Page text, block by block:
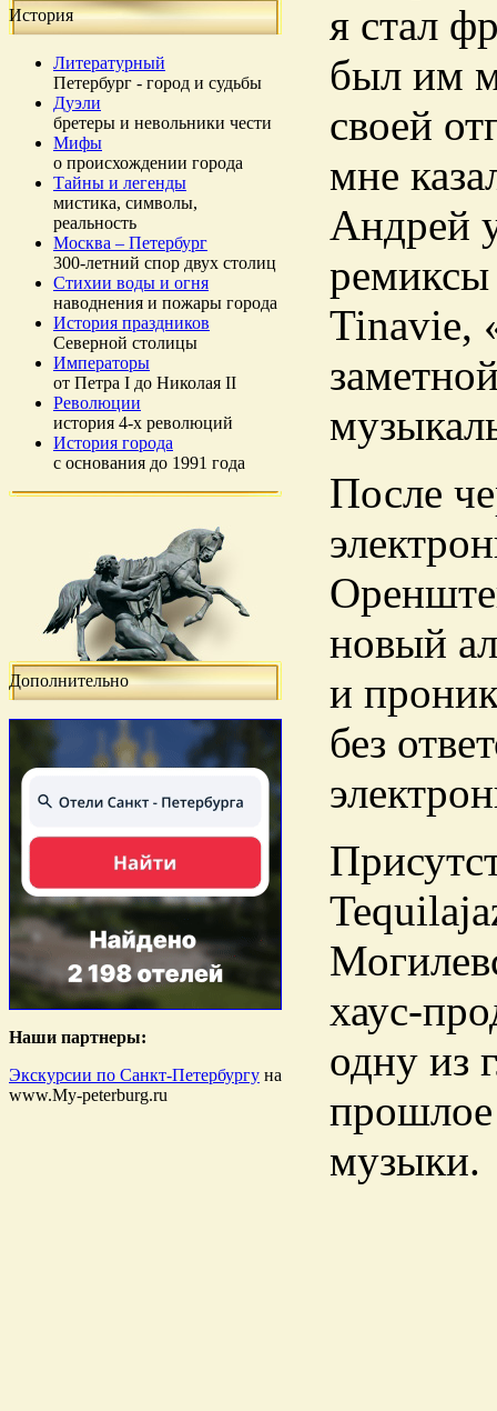
История
Литературный
Петербург - город и судьбы
Дуэли
бретеры и невольники чести
Мифы
о происхождении города
Тайны и легенды
мистика, символы,
реальность
Москва – Петербург
300-летний спор двух столиц
Стихии воды и огня
наводнения и пожары города
История праздников
Северной столицы
Императоры
от Петра I до Николая II
Революции
история 4-х революций
История города
с основания до 1991 года
Дополнительно
Наши партнеры:
Экскурсии по Санкт-Петербургу на
www.My-peterburg.ru
я стал
был им
своей
мне
Андрей
Tinavie,
После
новый
и
без
хаус-
одну из
прошлое
музыки.